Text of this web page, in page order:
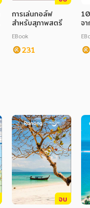
การเล่นกอล์ฟ
สำหรับสุภาพสตรี
EBook
231
จ
จบ